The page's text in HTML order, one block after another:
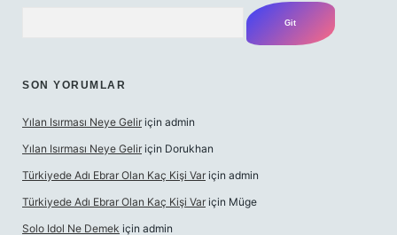
SON YORUMLAR
Yılan Isırması Neye Gelir için admin
Yılan Isırması Neye Gelir için Dorukhan
Türkiyede Adı Ebrar Olan Kaç Kişi Var için admin
Türkiyede Adı Ebrar Olan Kaç Kişi Var için Müge
Solo Idol Ne Demek için admin